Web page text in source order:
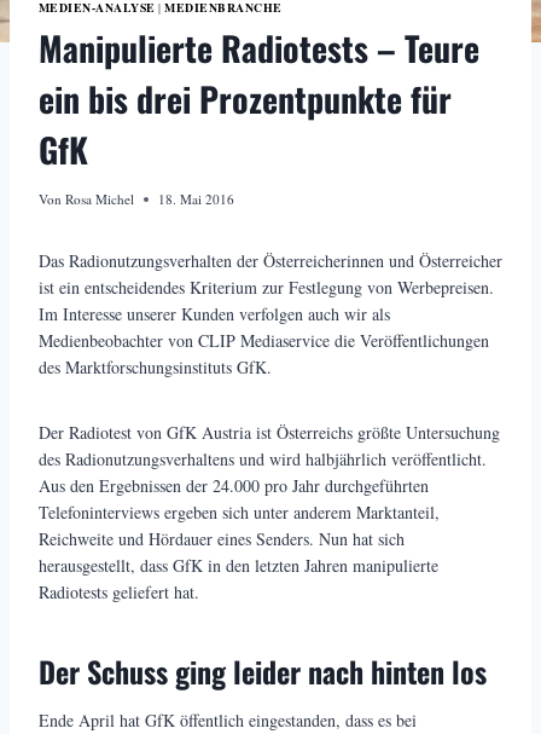
MEDIEN-ANALYSE |MEDIENBRANCHE
Manipulierte Radiotests – Teure
ein bis drei Prozentpunkte für
GfK
Von Rosa Michel 18. Mai 2016
Das Radionutzungsverhalten der Österreicherinnen und Österreicher
ist ein entscheidendes Kriterium zur Festlegung von Werbepreisen.
Im Interesse unserer Kunden verfolgen auch wir als
Medienbeobachter von CLIP Mediaservice die Veröffentlichungen
des Marktforschungsinstituts GfK.
Der Radiotest von GfK Austria ist Österreichs größte Untersuchung
des Radionutzungsverhaltens und wird halbjährlich veröffentlicht.
Aus den Ergebnissen der 24.000 pro Jahr durchgeführten
Telefoninterviews ergeben sich unter anderem Marktanteil,
Reichweite und Hördauer eines Senders. Nun hat sich
herausgestellt, dass GfK in den letzten Jahren manipulierte
Radiotests geliefert hat.
Der Schuss ging leider nach hinten los
Ende April hat GfK öffentlich eingestanden, dass es bei